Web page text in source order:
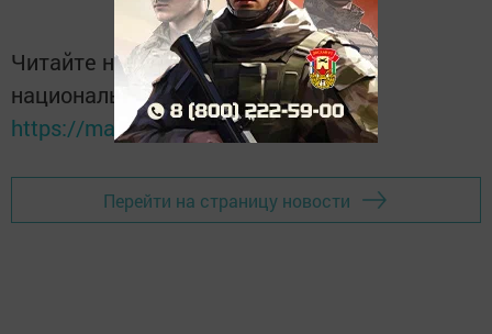
Читайте новости Татарстана в
национальном мессенджере MАХ:
https://max.ru/tatmedia
Перейти на страницу новости